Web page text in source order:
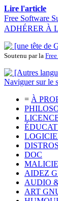
Lire l'article
Free Software
ADHÉRER À
Soutenu par la
Naviguer sur le
= À
DISTROS
DOC
AIDEZ
AUDIO
ART